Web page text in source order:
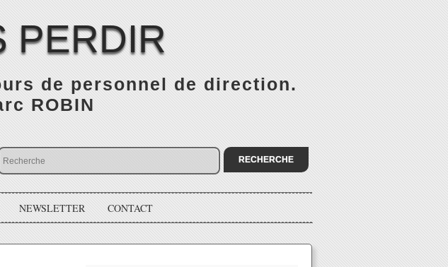
PERDIR
de personnel de direction.
ROBIN
NEWSLETTER CONTACT